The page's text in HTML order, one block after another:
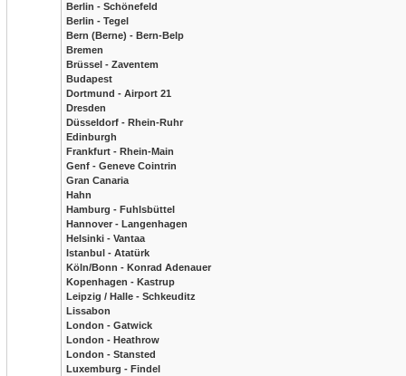
Berlin - Schönefeld
Berlin - Tegel
Bern (Berne) - Bern-Belp
Bremen
Brüssel - Zaventem
Budapest
Dortmund - Airport 21
Dresden
Düsseldorf - Rhein-Ruhr
Edinburgh
Frankfurt - Rhein-Main
Genf - Geneve Cointrin
Gran Canaria
Hahn
Hamburg - Fuhlsbüttel
Hannover - Langenhagen
Helsinki - Vantaa
Istanbul - Atatürk
Köln/Bonn - Konrad Adenauer
Kopenhagen - Kastrup
Leipzig / Halle - Schkeuditz
Lissabon
London - Gatwick
London - Heathrow
London - Stansted
Luxemburg - Findel